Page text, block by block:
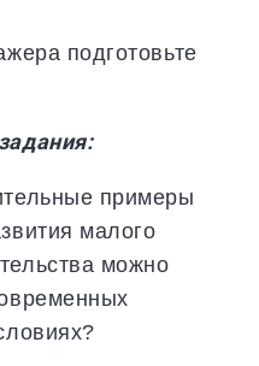
подготовьте
примеры
малого
можно